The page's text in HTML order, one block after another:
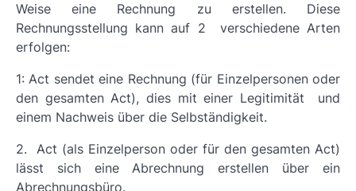
Weise eine Rechnung zu erstellen. Diese
Rechnungsstellung kann auf 2 verschiedene Arten
erfolgen:
1: Act sendet eine Rechnung (für Einzelpersonen oder
den gesamten Act), dies mit einer Legitimität und
einem Nachweis über die Selbständigkeit.
2. Act (als Einzelperson oder für den gesamten Act)
lässt sich eine Abrechnung erstellen über ein
Abrechnungsbüro.